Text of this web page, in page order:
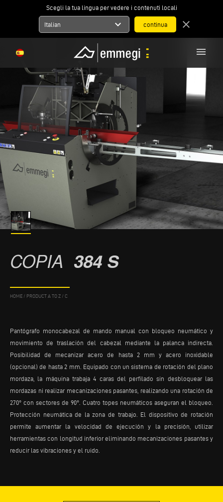
Scegli la tua lingua per vedere i contenuti locali
Italian expand_more close
menu
COPIA 384 S
HOME / PRODUCT A TO Z / C
Pantógrafo monocabezal de mando manual con bloqueo neumático y
movimiento de traslación del cabezal mediante la palanca indirecta.
Posibilidad de mecanizar acero de hasta 2 mm y acero inoxidable
(opcional) de hasta 2 mm. Equipado con un sistema de rotación del plano
mordaza, la máquina trabaja 4 caras del perfilado sin desbloquear las
mordazas ni realizar mecanizaciones pasantes, realizando una rotación de
270° con sectores de 90°. Cuatro topes neumáticos aseguran el bloqueo.
Protección neumática de la zona de trabajo. El dispositivo de rotación
permite aumentar la velocidad de ejecución y la precisión, utilizar
herramientas con longitud inferior eliminando mecanizaciones pasantes y
reducir las vibraciones y el ruido.